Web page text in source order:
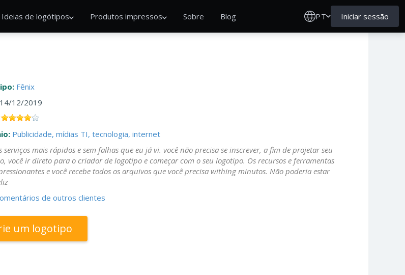
Ideias de logótipos Produtos impressos Sobre Blog PT Iniciar sessão
Fênix
14/12/2019
Publicidade, mídias TI, tecnologia, internet
serviços mais rápidos e sem falhas que eu já vi. você não precisa se inscrever, a fim de projetar seu
você ir direto para o criador de logotipo e começar com o seu logotipo. Os recursos e ferramentas
e você recebe todos os arquivos que você precisa withing minutos. Não poderia estar
de outros clientes
um logotipo